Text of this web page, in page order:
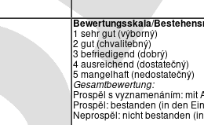
Bewertungsskala/
1 sehr gut (výborný)
2 gut (chvalitebný)
3 befriedigend (dobrý)
4 ausreichend (dostatečný)
5 mangelhaft (nedostatečný)
Gesamtbewertung:
Prospěl s vyznamenáním: mit
Prospěl: bestanden (in den
Neprospěl: nicht bestanden